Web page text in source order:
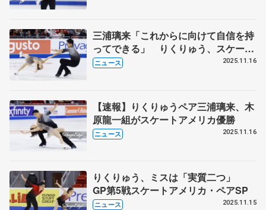
三浦璃来「これからに向けて自信を持
ってできる」 りくりゅう、スケート
アメリカ優勝インタビュー
ニュース 2025.11.16
【速報】りくりゅうペア三浦璃来、木
原龍一組がスケートアメリカ優勝
ニュース 2025.11.16
りくりゅう、ミスは「実質二つ」
GP第5戦スケートアメリカ・ペアSP
ニュース 2025.11.15